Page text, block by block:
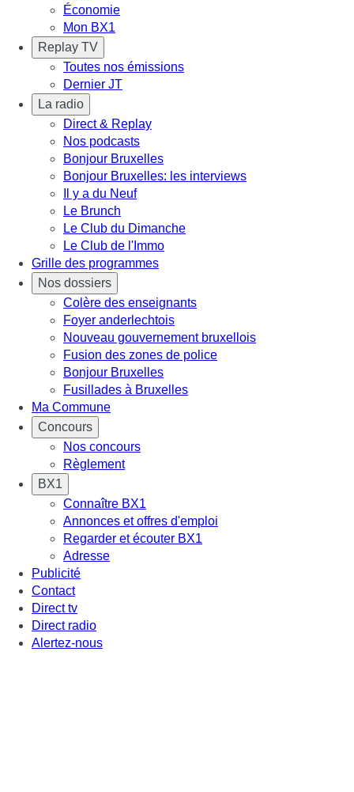
Économie
Mon BX1
Replay TV
Toutes nos émissions
Dernier JT
La radio
Direct & Replay
Nos podcasts
Bonjour Bruxelles
Bonjour Bruxelles: les interviews
Il y a du Neuf
Le Brunch
Le Club du Dimanche
Le Club de l'Immo
Grille des programmes
Nos dossiers
Colère des enseignants
Foyer anderlechtois
Nouveau gouvernement bruxellois
Fusion des zones de police
Bonjour Bruxelles
Fusillades à Bruxelles
Ma Commune
Concours
Nos concours
Règlement
BX1
Connaître BX1
Annonces et offres d'emploi
Regarder et écouter BX1
Adresse
Publicité
Contact
Direct tv
Direct radio
Alertez-nous